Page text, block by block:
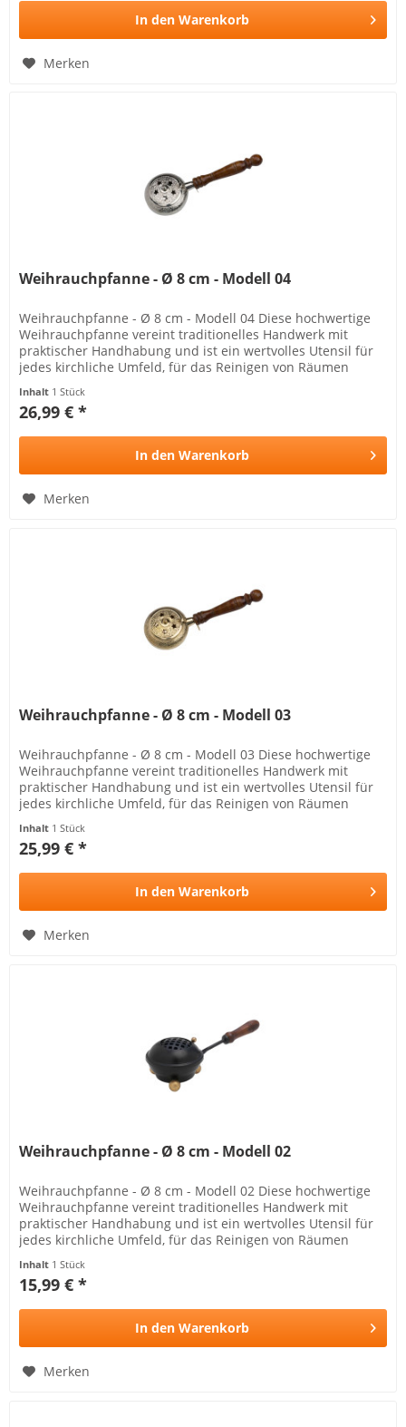
In den Warenkorb
Merken
Weihrauchpfanne - Ø 8 cm - Modell 04
Weihrauchpfanne - Ø 8 cm - Modell 04 Diese hochwertige
Weihrauchpfanne vereint traditionelles Handwerk mit
praktischer Handhabung und ist ein wertvolles Utensil für
jedes kirchliche Umfeld, für das Reinigen von Räumen
Inhalt 1 Stück
26,99 € *
In den Warenkorb
Merken
Weihrauchpfanne - Ø 8 cm - Modell 03
Weihrauchpfanne - Ø 8 cm - Modell 03 Diese hochwertige
Weihrauchpfanne vereint traditionelles Handwerk mit
praktischer Handhabung und ist ein wertvolles Utensil für
jedes kirchliche Umfeld, für das Reinigen von Räumen
Inhalt 1 Stück
25,99 € *
In den Warenkorb
Merken
Weihrauchpfanne - Ø 8 cm - Modell 02
Weihrauchpfanne - Ø 8 cm - Modell 02 Diese hochwertige
Weihrauchpfanne vereint traditionelles Handwerk mit
praktischer Handhabung und ist ein wertvolles Utensil für
jedes kirchliche Umfeld, für das Reinigen von Räumen
Inhalt 1 Stück
15,99 € *
In den Warenkorb
Merken